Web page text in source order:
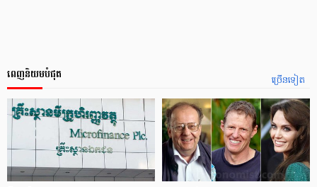
ច្រើនទៀត
ពេញនិយមបំផុត